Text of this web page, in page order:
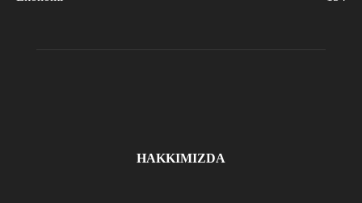
HAKKIMIZDA